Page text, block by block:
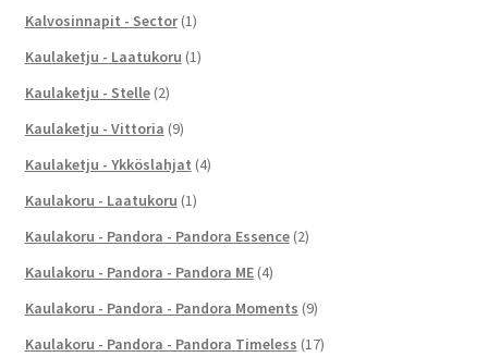
Kalvosinnapit - Sector (1)
Kaulaketju - Laatukoru (1)
Kaulaketju - Stelle (2)
Kaulaketju - Vittoria (9)
Kaulaketju - Ykköslahjat (4)
Kaulakoru - Laatukoru (1)
Kaulakoru - Pandora - Pandora Essence (2)
Kaulakoru - Pandora - Pandora ME (4)
Kaulakoru - Pandora - Pandora Moments (9)
Kaulakoru - Pandora - Pandora Timeless (17)